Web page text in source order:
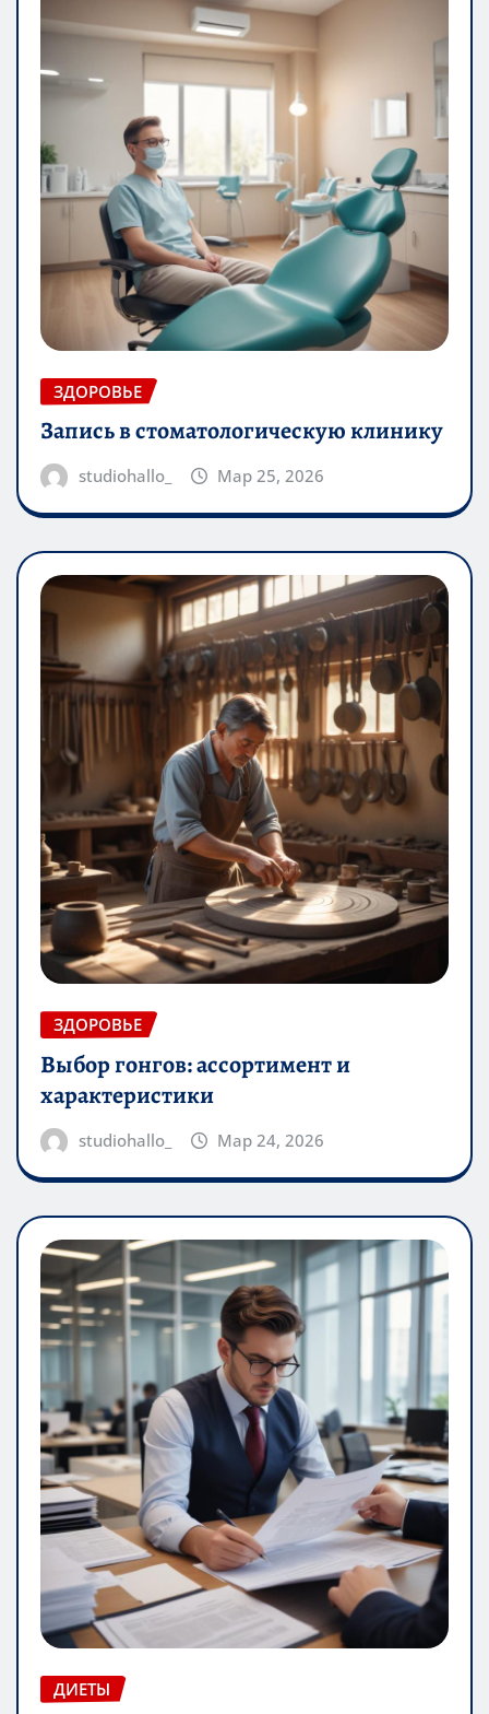
ЗДОРОВЬЕ
Запись в стоматологическую клинику
studiohallo_ Мар 25, 2026
ЗДОРОВЬЕ
Выбор гонгов: ассортимент и
характеристики
studiohallo_ Мар 24, 2026
ДИЕТЫ